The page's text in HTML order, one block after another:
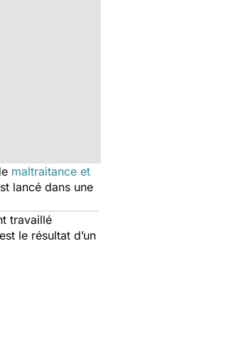
maltraitance et
lancé dans une
travaillé
le résultat d’un